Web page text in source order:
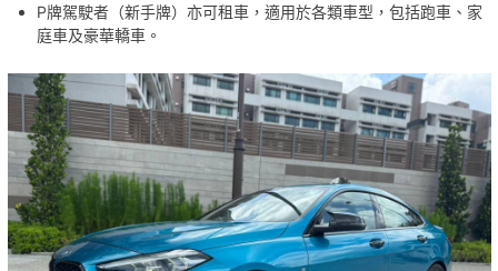
P牌駕駛者（新手牌）亦可租車，適用於各類車型，包括跑車、家
庭車及豪華轎車。